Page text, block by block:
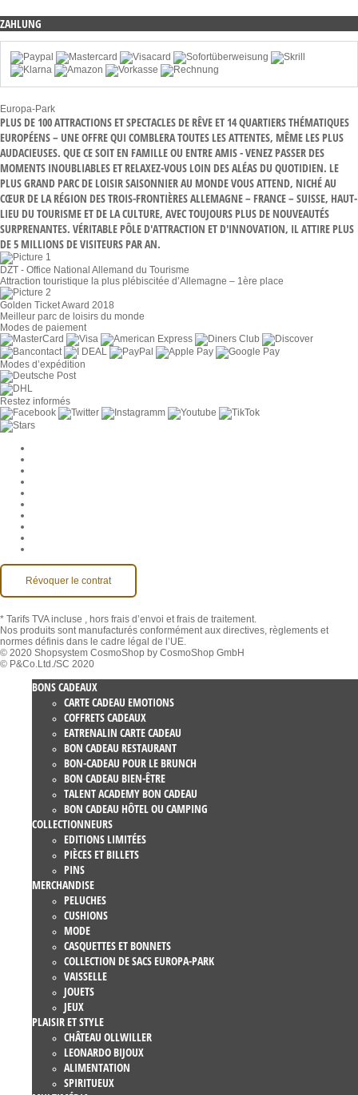
ZAHLUNG
Europa-Park
PLUS DE 100 ATTRACTIONS ET SPECTACLES DE RÊVE ET 14 QUARTIERS THÉMATIQUES
EUROPÉENS – UNE OFFRE QUI COMBLERA TOUTES LES ATTENTES, MÊME LES PLUS
AUDACIEUSES. QUE CE SOIT EN FAMILLE OU ENTRE AMIS - VENEZ PASSER DES
MOMENTS INOUBLIABLES ET RELAXEZ-VOUS LOIN DES ALÉAS DU QUOTIDIEN. LE
PLUS GRAND PARC DE LOISIR SAISONNIER AU MONDE VOUS ATTEND, NICHÉ AU
CŒUR DE LA RÉGION DES TROIS-FRONTIÈRES ALLEMAGNE – FRANCE – SUISSE, HAUT-
LIEU DU TOURISME ET DE LA CULTURE, AVEC TOUJOURS PLUS DE NOUVEAUTÉS
SURPRENANTES. VÉRITABLE PÔLE D'ATTRACTION ET D'INNOVATION, IL ATTIRE PLUS
DE 5 MILLIONS DE VISITEURS PAR AN.
DZT - Office National Allemand du Tourisme
Attraction touristique la plus plébiscitée d’Allemagne – 1ère place
Golden Ticket Award 2018
Meilleur parc de loisirs du monde
Modes de paiement
Modes d’expédition
Restez informés
Révoquer le contrat
* Tarifs TVA incluse
, hors frais d’envoi et frais de traitement.
Nos produits sont manufacturés conformément aux directives, règlements et
normes définis dans le cadre légal de l’UE.
© 2020 Shopsystem CosmoShop by CosmoShop GmbH
© P&Co.Ltd./SC 2020
BONS CADEAUX
CARTE CADEAU EMOTIONS
COFFRETS CADEAUX
EATRENALIN CARTE CADEAU
BON CADEAU RESTAURANT
BON-CADEAU POUR LE BRUNCH
BON CADEAU BIEN-ÊTRE
TALENT ACADEMY BON CADEAU
BON CADEAU HÔTEL OU CAMPING
COLLECTIONNEURS
EDITIONS LIMITÉES
PIÈCES ET BILLETS
PINS
MERCHANDISE
PELUCHES
CUSHIONS
MODE
CASQUETTES ET BONNETS
COLLECTION DE SACS EUROPA-PARK
VAISSELLE
JOUETS
JEUX
PLAISIR ET STYLE
CHÂTEAU OLLWILLER
LEONARDO BIJOUX
ALIMENTATION
SPIRITUEUX